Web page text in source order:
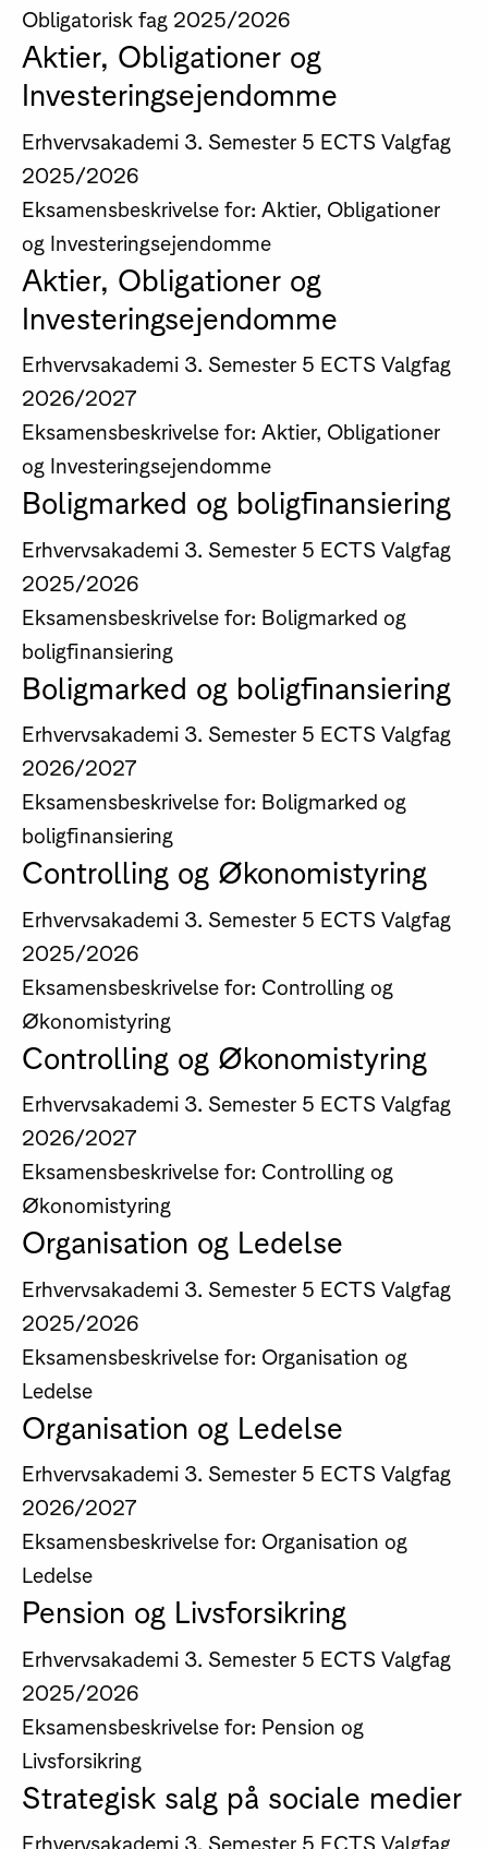
Obligatorisk fag 2025/2026
Aktier, Obligationer og
Investeringsejendomme
Erhvervsakademi 3. Semester 5 ECTS Valgfag
2025/2026
Eksamensbeskrivelse for: Aktier, Obligationer
og Investeringsejendomme
Aktier, Obligationer og
Investeringsejendomme
Erhvervsakademi 3. Semester 5 ECTS Valgfag
2026/2027
Eksamensbeskrivelse for: Aktier, Obligationer
og Investeringsejendomme
Boligmarked og boligfinansiering
Erhvervsakademi 3. Semester 5 ECTS Valgfag
2025/2026
Eksamensbeskrivelse for: Boligmarked og
boligfinansiering
Boligmarked og boligfinansiering
Erhvervsakademi 3. Semester 5 ECTS Valgfag
2026/2027
Eksamensbeskrivelse for: Boligmarked og
boligfinansiering
Controlling og Økonomistyring
Erhvervsakademi 3. Semester 5 ECTS Valgfag
2025/2026
Eksamensbeskrivelse for: Controlling og
Økonomistyring
Controlling og Økonomistyring
Erhvervsakademi 3. Semester 5 ECTS Valgfag
2026/2027
Eksamensbeskrivelse for: Controlling og
Økonomistyring
Organisation og Ledelse
Erhvervsakademi 3. Semester 5 ECTS Valgfag
2025/2026
Eksamensbeskrivelse for: Organisation og
Ledelse
Organisation og Ledelse
Erhvervsakademi 3. Semester 5 ECTS Valgfag
2026/2027
Eksamensbeskrivelse for: Organisation og
Ledelse
Pension og Livsforsikring
Erhvervsakademi 3. Semester 5 ECTS Valgfag
2025/2026
Eksamensbeskrivelse for: Pension og
Livsforsikring
Strategisk salg på sociale medier
Erhvervsakademi 3. Semester 5 ECTS Valgfag